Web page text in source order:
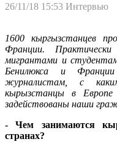
26/11/18 15:53 Интервью
1600 кыргызстанцев
Франции.
мигрантами и
Бенилюкса и Франции
журналистам, с
кырызстанцы в
задействованы наши
- Чем занимаются
странах?